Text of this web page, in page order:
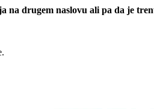
na drugem naslovu ali pa da je